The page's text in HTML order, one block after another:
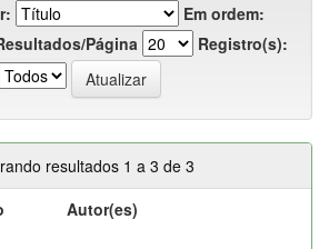
Em ordem:
Página
Registro(s):
resultados 1 a 3 de 3
Autor(es)